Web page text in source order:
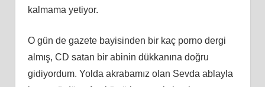
kalmama yetiyor.
O gün de gazete bayisinden bir kaç porno dergi
almış, CD satan bir abinin dükkanına doğru
gidiyordum. Yolda akrabamız olan Sevda ablayla